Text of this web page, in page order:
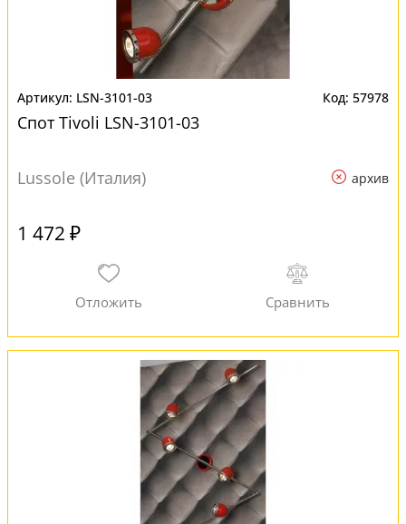
LSN-3101-03 57978
Спот Tivoli LSN-3101-03
Lussole (Италия) архив
1 472 ₽